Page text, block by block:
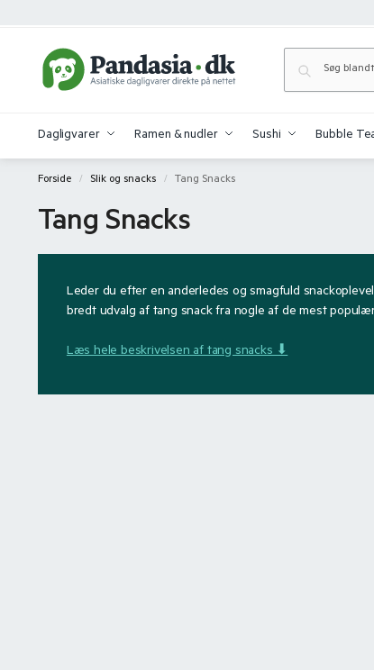
Dagligvarer Ramen & nudler Sushi Bubble
Forside / Slik og snacks / Tang Snacks
Tang Snacks
Leder du efter en anderledes og smagfuld
bredt udvalg af tang snack fra nogle af de mest
Læs hele beskrivelsen af tang snacks ⬇